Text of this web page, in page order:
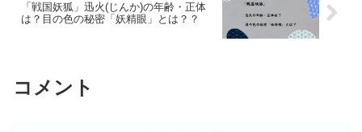
「戦国妖狐」迅火(じんか)の年齢・正体
は？目の色の秘密「妖精眼」とは？？
コメント